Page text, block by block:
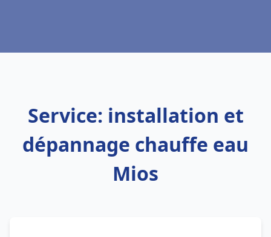
Service: installation et
dépannage chauffe eau
Mios